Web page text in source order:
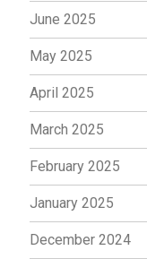
June 2025
May 2025
April 2025
March 2025
February 2025
January 2025
December 2024